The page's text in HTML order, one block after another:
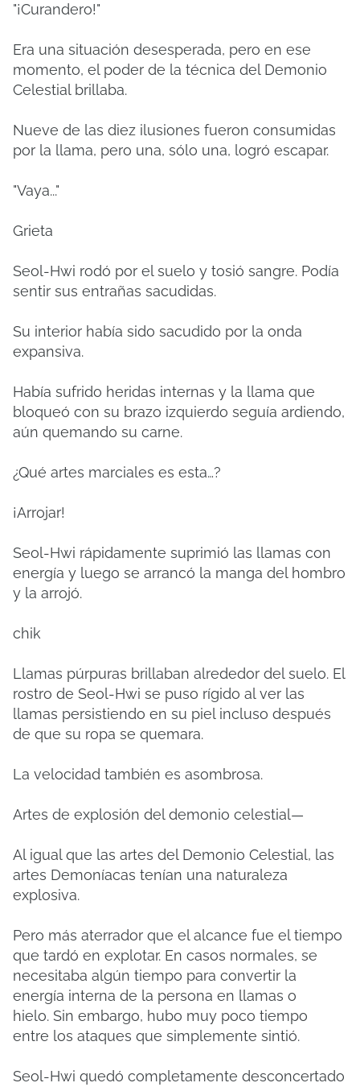
"¡Curandero!"
Era una situación desesperada, pero en ese
momento, el poder de la técnica del Demonio
Celestial brillaba.
Nueve de las diez ilusiones fueron consumidas
por la llama, pero una, sólo una, logró escapar.
"Vaya..."
Grieta
Seol-Hwi rodó por el suelo y tosió sangre. Podía
sentir sus entrañas sacudidas.
Su interior había sido sacudido por la onda
expansiva.
Había sufrido heridas internas y la llama que
bloqueó con su brazo izquierdo seguía ardiendo,
aún quemando su carne.
¿Qué artes marciales es esta…?
¡Arrojar!
Seol-Hwi rápidamente suprimió las llamas con
energía y luego se arrancó la manga del hombro
y la arrojó.
chik
Llamas púrpuras brillaban alrededor del suelo. El
rostro de Seol-Hwi se puso rígido al ver las
llamas persistiendo en su piel incluso después
de que su ropa se quemara.
La velocidad también es asombrosa.
Artes de explosión del demonio celestial—
Al igual que las artes del Demonio Celestial, las
artes Demoníacas tenían una naturaleza
explosiva.
Pero más aterrador que el alcance fue el tiempo
que tardó en explotar. En casos normales, se
necesitaba algún tiempo para convertir la
energía interna de la persona en llamas o
hielo. Sin embargo, hubo muy poco tiempo
entre los ataques que simplemente sintió.
Seol-Hwi quedó completamente desconcertado